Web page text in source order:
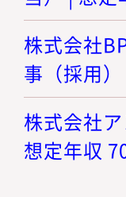
株式会社
事（採用
株式会社
想定年収